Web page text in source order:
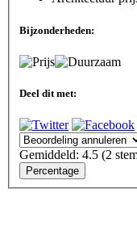
Bijzonderheden:
Deel dit met:
Gemiddeld: 4.5 (2